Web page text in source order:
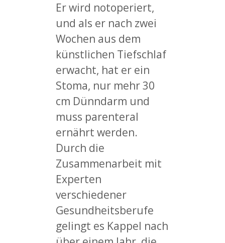
Er wird notoperiert,
und als er nach zwei
Wochen aus dem
künstlichen Tiefschlaf
erwacht, hat er ein
Stoma, nur mehr 30
cm Dünndarm und
muss parenteral
ernährt werden.
Durch die
Zusammenarbeit mit
Experten
verschiedener
Gesundheitsberufe
gelingt es Kappel nach